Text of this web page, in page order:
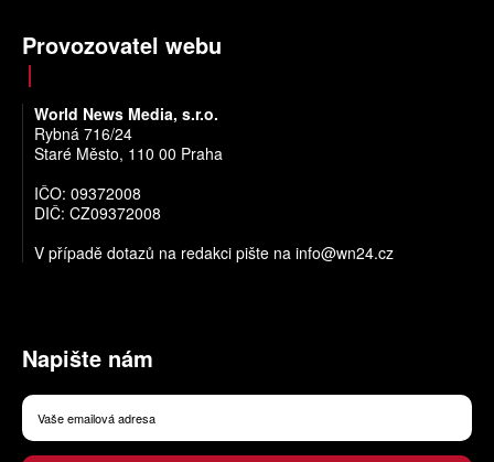
Provozovatel webu
World News Media, s.r.o.
Rybná 716/24
Staré Město, 110 00 Praha
IČO: 09372008
DIČ: CZ09372008
V případě dotazů na redakci pište na info@wn24.cz
Napište nám